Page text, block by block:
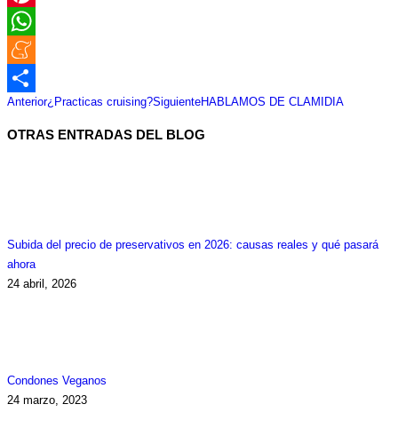
Pinterest
WhatsApp
Meneame
Compartir
Navegación
publicaciones
AnteriorPublicación
¿Practicas cruising?SiguientePublicación
HABLAMOS DE CLAMIDIA
OTRAS ENTRADAS DEL BLOG
Subida del precio de preservativos en 2026: causas reales y qué pasará
ahora
24 abril, 2026
Condones Veganos
24 marzo, 2023